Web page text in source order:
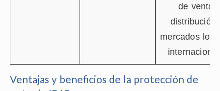
de venta
distribución
mercados
Ventajas y beneficios de la protección de